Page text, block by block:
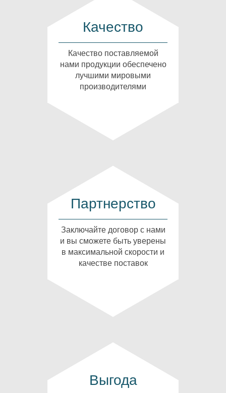
Качество
Качество поставляемой
нами продукции обеспечено
лучшими мировыми
производителями
Партнерство
Заключайте договор с нами
и вы сможете быть уверены
в максимальной скорости и
качестве поставок
Выгода